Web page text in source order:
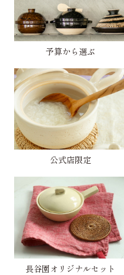
予算から選ぶ
公式店限定
長谷園オリジナルセット